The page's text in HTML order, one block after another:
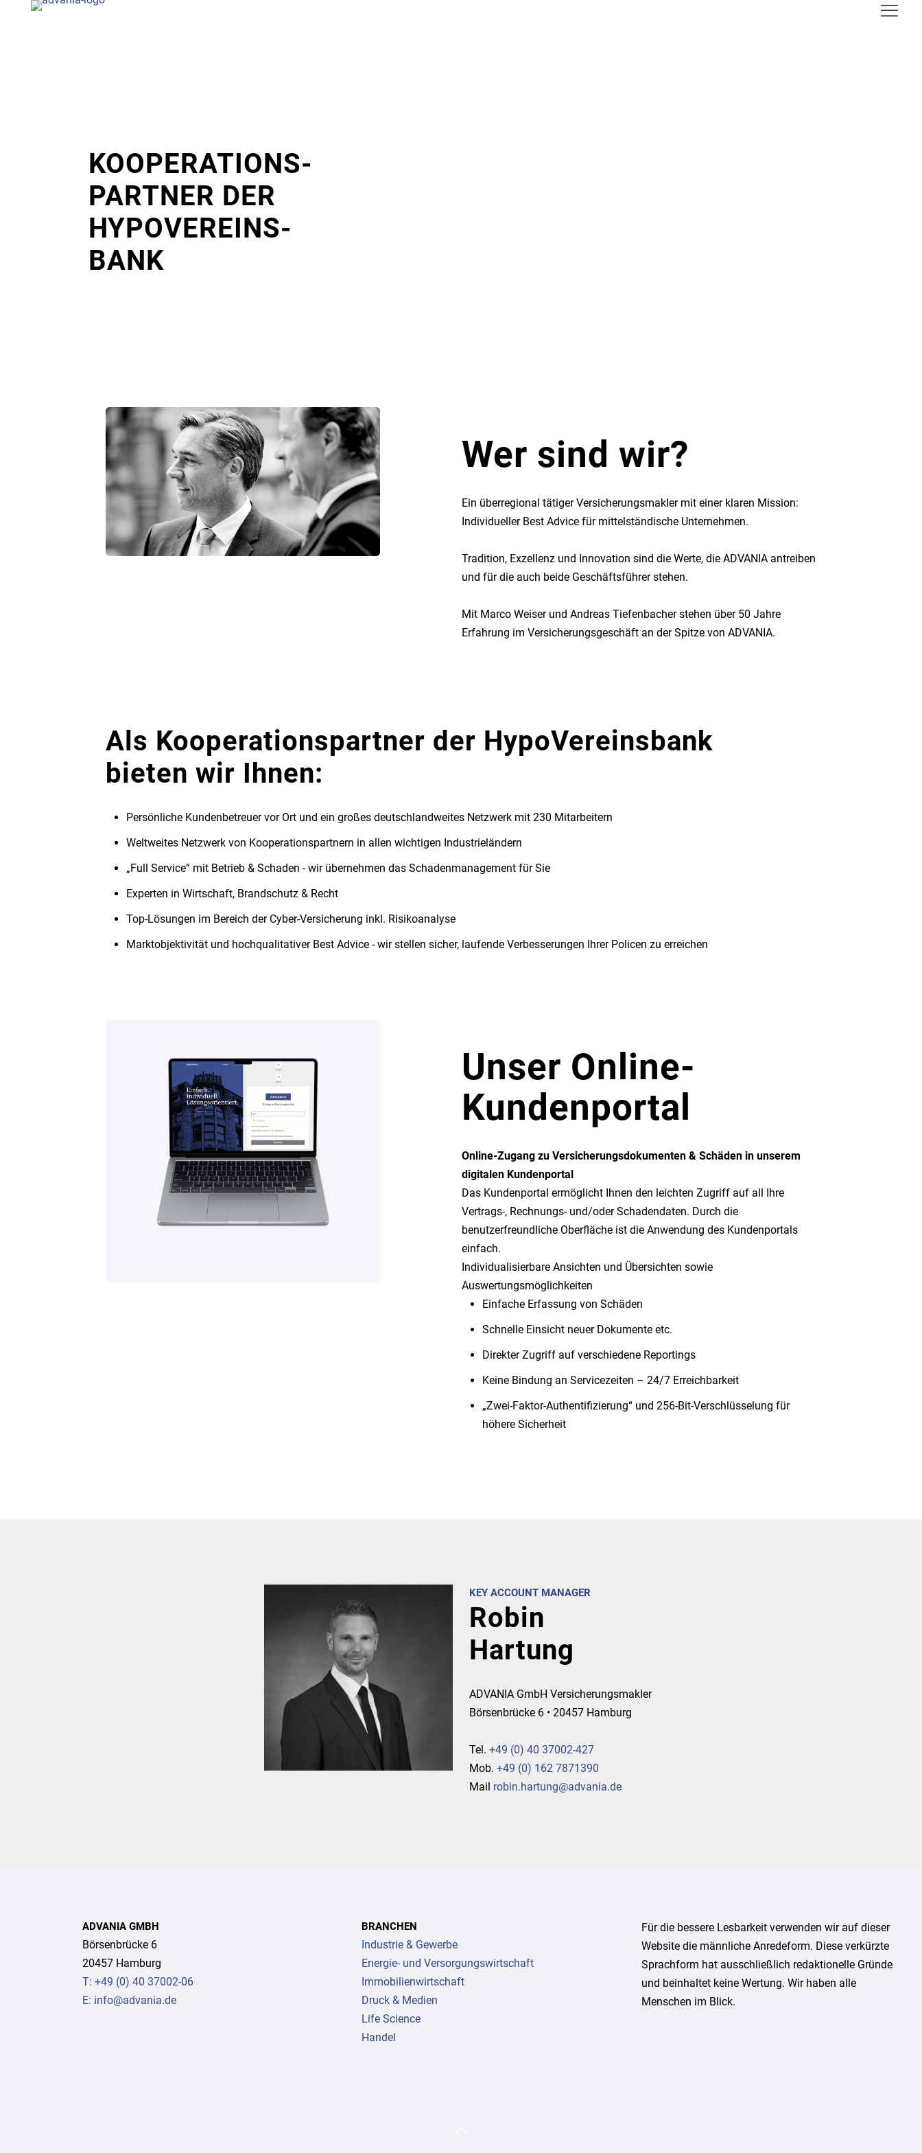
KO­OPERA­TIONS­
PART­NER DER
HYPO­VEREINS­
BANK
Wer sind wir?
Ein überregional tätiger Versicherungsmakler mit einer klaren Mission:
Individueller Best Advice für mittelständische Unternehmen.
Tradition, Exzellenz und Innovation sind die Werte, die ADVANIA antreiben
und für die auch beide Geschäftsführer stehen.
Mit Marco Weiser und Andreas Tiefenbacher stehen über 50 Jahre
Erfahrung im Versicherungsgeschäft an der Spitze von ADVANIA.
Als Kooperationspartner der HypoVereinsbank
bieten wir Ihnen:
Persönliche Kundenbetreuer vor Ort und ein großes deutschlandweites Netzwerk mit 230 Mitarbeitern
Weltweites Netzwerk von Kooperationspartnern in allen wichtigen Industrieländern
„Full Service“ mit Betrieb & Schaden - wir übernehmen das Schadenmanagement für Sie
Experten in Wirtschaft, Brandschutz & Recht
Top-Lösungen im Bereich der Cyber-Versicherung inkl. Risikoanalyse
Marktobjektivität und hochqualitativer Best Advice - wir stellen sicher, laufende Verbesserungen Ihrer Policen zu erreichen
Unser Online-
Kundenportal
Online-Zugang zu Versicherungsdokumenten & Schäden in unserem
digitalen Kundenportal
Das Kundenportal ermöglicht Ihnen den leichten Zugriff auf all Ihre
Vertrags-, Rechnungs- und/oder Schadendaten. Durch die
benutzerfreundliche Oberfläche ist die Anwendung des Kundenportals
einfach.
Individualisierbare Ansichten und Übersichten sowie
Auswertungsmöglichkeiten
Einfache Erfassung von Schäden
Schnelle Einsicht neuer Dokumente etc.
Direkter Zugriff auf verschiedene Reportings
Keine Bindung an Servicezeiten – 24/7 Erreichbarkeit
„Zwei-Faktor-Authentifizierung“ und 256-Bit-Verschlüsselung für
höhere Sicherheit
KEY ACCOUNT MANAGER
Robin
Hartung
ADVANIA GmbH Versicherungsmakler
Börsenbrücke 6 • 20457 Hamburg
Tel. +49 (0) 40 37002-427
Mob. +49 (0) 162 7871390
Mail robin.hartung@advania.de
ADVANIA GMBH
Börsenbrücke 6
20457 Hamburg
T: +49 (0) 40 37002-06
E: info@advania.de
BRANCHEN
Industrie & Gewerbe
Energie- und Versor­gungs­wirtschaft
Immo­bilien­wirtschaft
Druck & Medien
Life Science
Handel
Für die bessere Lesbarkeit verwenden wir auf dieser
Website die männliche Anredeform. Diese verkürzte
Sprachform hat ausschließlich redaktionelle Gründe
und beinhaltet keine Wertung. Wir haben alle
Menschen im Blick.